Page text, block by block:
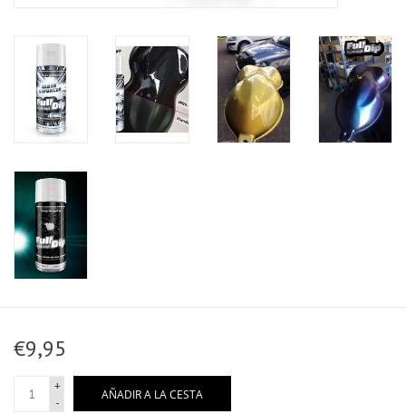
€9,95
+
-
AÑADIR A LA CESTA